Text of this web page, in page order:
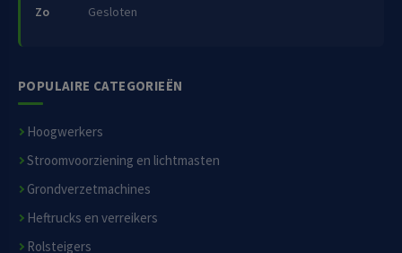
Zo
Gesloten
POPULAIRE CATEGORIEËN
Hoogwerkers
Stroomvoorziening en lichtmasten
Grondverzetmachines
Heftrucks en verreikers
Rolsteigers